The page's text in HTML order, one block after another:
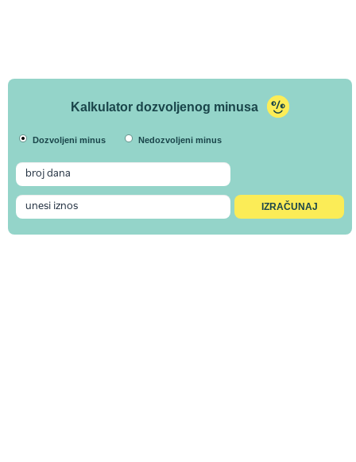
Kalkulator dozvoljenog minusa
Dozvoljeni minus Nedozvoljeni minus